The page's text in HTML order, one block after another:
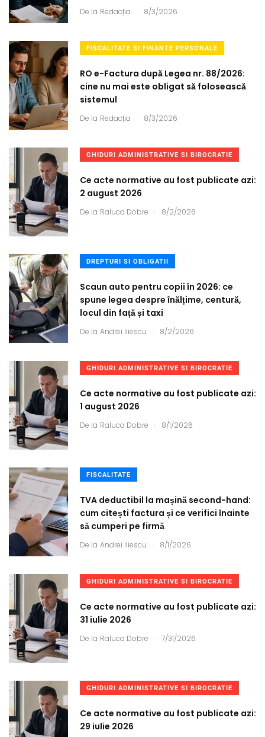
De la Redacția . 8/3/2026
FISCALITATE SI FINANTE PERSONALE
RO e-Factura după Legea nr. 88/2026:
cine nu mai este obligat să folosească
sistemul
De la Redacția . 8/3/2026
GHIDURI ADMINISTRATIVE SI BIROCRATIE
Ce acte normative au fost publicate azi:
2 august 2026
De la Raluca Dobre . 8/2/2026
DREPTURI SI OBLIGATII
Scaun auto pentru copii în 2026: ce
spune legea despre înălțime, centură,
locul din față și taxi
De la Andrei Iliescu . 8/2/2026
GHIDURI ADMINISTRATIVE SI BIROCRATIE
Ce acte normative au fost publicate azi:
1 august 2026
De la Raluca Dobre . 8/1/2026
FISCALITATE
TVA deductibil la mașină second-hand:
cum citești factura și ce verifici înainte
să cumperi pe firmă
De la Andrei Iliescu . 8/1/2026
GHIDURI ADMINISTRATIVE SI BIROCRATIE
Ce acte normative au fost publicate azi:
31 iulie 2026
De la Raluca Dobre . 7/31/2026
GHIDURI ADMINISTRATIVE SI BIROCRATIE
Ce acte normative au fost publicate azi:
29 iulie 2026